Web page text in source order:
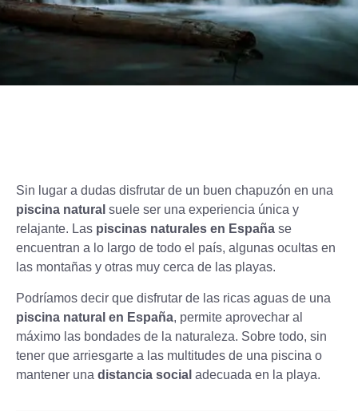
Sin lugar a dudas disfrutar de un buen chapuzón en una
piscina natural suele ser una experiencia única y
relajante. Las piscinas naturales en España se
encuentran a lo largo de todo el país, algunas ocultas en
las montañas y otras muy cerca de las playas.
Podríamos decir que disfrutar de las ricas aguas de una
piscina natural en España, permite aprovechar al
máximo las bondades de la naturaleza. Sobre todo, sin
tener que arriesgarte a las multitudes de una piscina o
mantener una distancia social adecuada en la playa.